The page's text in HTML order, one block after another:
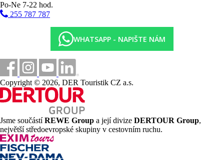
Po-Ne 7-22 hod.
255 787 787
WHATSAPP - NAPIŠTE NÁM
Copyright © 2026, DER Touristik CZ a.s.
Jsme součástíREWE Group a její divize DERTOUR Group,
největší středoevropské skupiny v cestovním ruchu.